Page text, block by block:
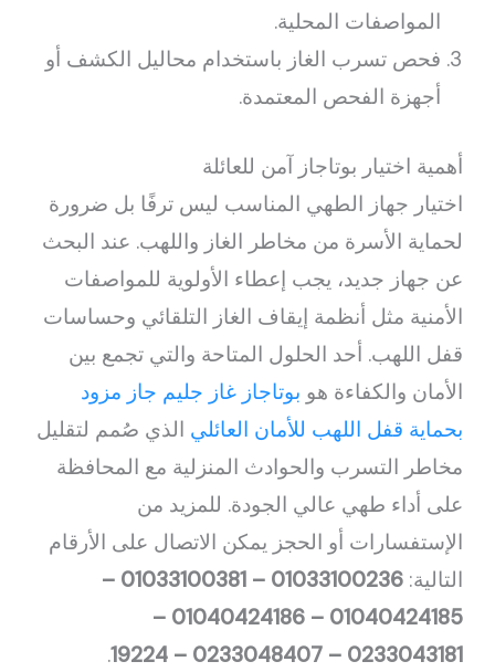
المواصفات المحلية.
فحص تسرب الغاز باستخدام محاليل الكشف أو
أجهزة الفحص المعتمدة.
أهمية اختيار بوتاجاز آمن للعائلة
اختيار جهاز الطهي المناسب ليس ترفًا بل ضرورة
لحماية الأسرة من مخاطر الغاز واللهب. عند البحث
عن جهاز جديد، يجب إعطاء الأولوية للمواصفات
الأمنية مثل أنظمة إيقاف الغاز التلقائي وحساسات
قفل اللهب. أحد الحلول المتاحة والتي تجمع بين
الأمان والكفاءة هو بوتاجاز غاز جليم جاز مزود
بحماية قفل اللهب للأمان العائلي الذي صُمم لتقليل
مخاطر التسرب والحوادث المنزلية مع المحافظة
على أداء طهي عالي الجودة. للمزيد من
الإستفسارات أو الحجز يمكن الاتصال على الأرقام
التالية:
01033100236 – 01033100381 –
01040424185 – 01040424186 –
0233043181 – 0233048407 – 19224
.